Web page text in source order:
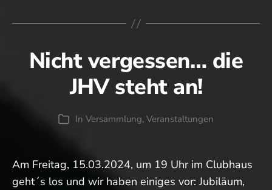
neues
frisch
in
die
Jahrhunderthälfte
Nicht vergessen… die
JHV steht an!
Kategorien
In Versammlung, Veranstaltungen
Am Freitag, 15.03.2024, um 19 Uhr im Clubhaus
geht´s los und wir haben einiges vor: Jubiläum,